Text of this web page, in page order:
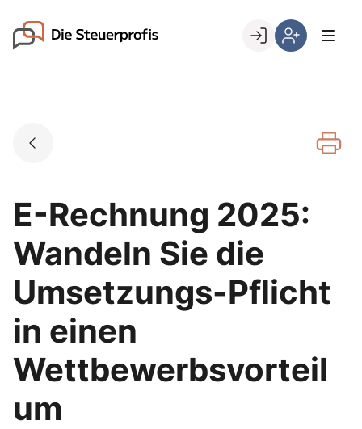
content
Go to landing page.
registrieren,
Kunde
E-Rechnung 2025:
Wandeln Sie die
Umsetzungs-Pflicht
in einen
Wettbewerbsvorteil
um